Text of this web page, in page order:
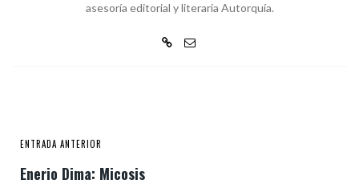
asesoría editorial y literaria Autorquía.
ENTRADA ANTERIOR
Enerio Dima: Micosis